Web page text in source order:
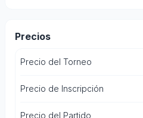
Precios
Precio del Torneo
Precio de Inscripción
Precio del Partido